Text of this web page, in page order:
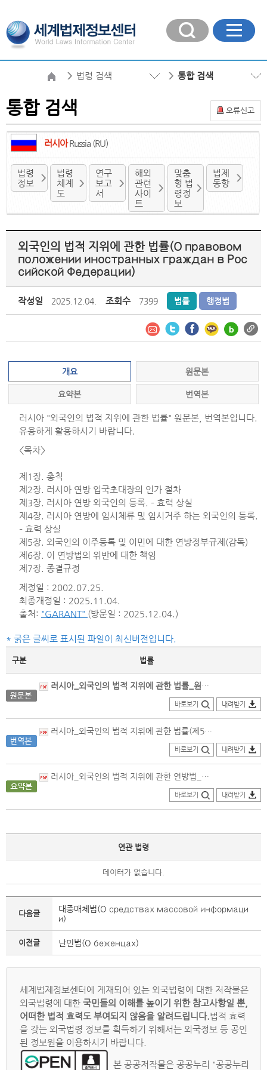
법령 검색 통합 검색
오류신고
통합 검색
러시아Russia (RU)
법령
정보
법령
체계
도
연구
보고
서
해외
관련
사이
트
맞춤
형 법
령정
보
법제
동향
외국인의 법적 지위에 관한 법률(О правовом
положении иностранных граждан в Рос
сийской Федерации)
작성일 2025.12.04. 조회수 7399 법률 행정법
개요 원문본
요약본 번역본
러시아 "외국인의 법적 지위에 관한 법률" 원문본, 번역본입니다.
유용하게 활용하시기 바랍니다.
<목차>
제1장. 총칙
제2장. 러시아 연방 입국초대장의 인가 절차
제3장. 러시아 연방 외국인의 등록. – 효력 상실
제4장. 러시아 연방에 임시체류 및 임시거주 하는 외국인의 등록.
– 효력 상실
제5장. 외국인의 이주등록 및 이민에 대한 연방정부규제(감독)
제6장. 이 연방법의 위반에 대한 책임
제7장. 종결규정
제정일 : 2002.07.25.
최종개정일 : 2025.11.04.
출처: "GARANT" (방문일 : 2025.12.04.)
* 굵은 글씨로 표시된 파일이 최신버전입니다.
구분 법률
러시아_외국인의 법적 지위에 관한 법률_원문본(2025.11.04.개정).pdf
바로보기 내려받기
러시아_외국인의 법적 지위에 관한 법률(제5조-제10.1조)_번역본(2024.12.28.개정).pdf
바로보기 내려받기
러시아_외국인의 법적 지위에 관한 연방법_요약본(2017.3.7.개정).pdf
바로보기 내려받기
연관 법령
데이터가 없습니다.
다음글
대중매체법(О средствах массовой информаци
и)
이전글 난민법(О беженцах)
세계법제정보센터에 게재되어 있는 외국법령에 대한 저작물은
외국법령에 대한 국민들의 이해를 높이기 위한 참고사항일 뿐,
어떠한 법적 효력도 부여되지 않음을 알려드립니다.법적 효력
을 갖는 외국법령 정보를 획득하기 위해서는 외국정보 등 공인
된 정보원을 이용하시기 바랍니다.
본 공공저작물은 공공누리 "공공누리